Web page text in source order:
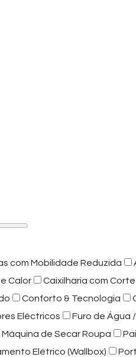
com Mobilidade Reduzida
Calor Caixilharia com
Conforto & Tecnologia
Eléctricos Furo de Água
Máquina de Secar Roupa
Elétrico (Wallbox)